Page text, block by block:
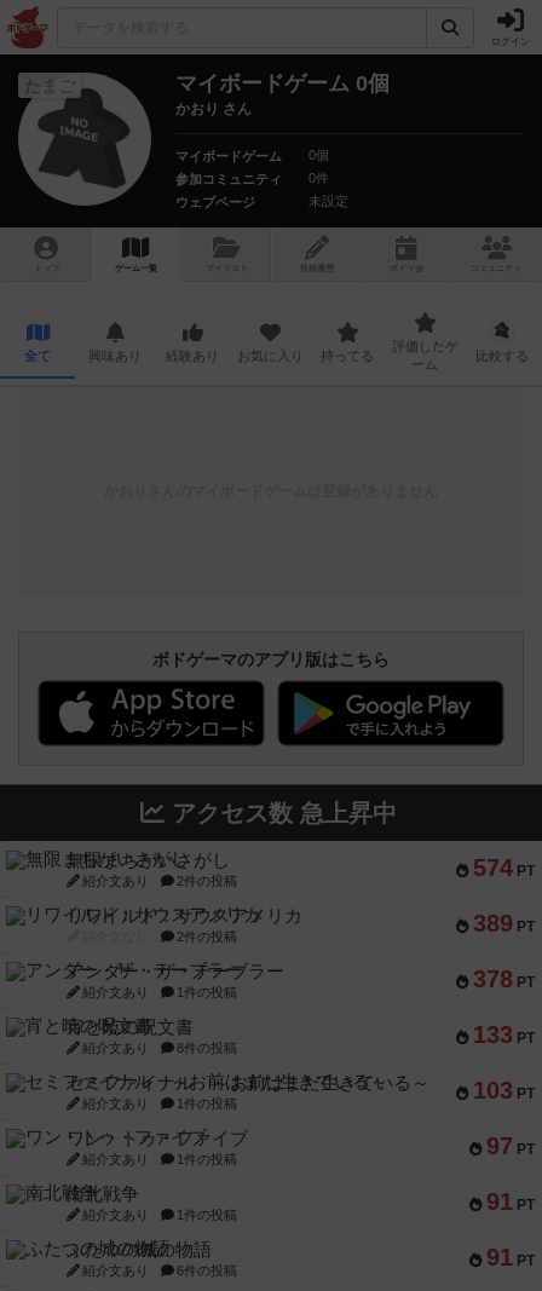
ログイン
たまご マイボードゲーム 0個
かおり さん
マイボードゲーム
0個
参加コミュニティ
0件
ウェブページ
未設定
トップ ゲーム一覧 マイリスト 投稿履歴 ボ ドゲ コミュニティ
全て 興味あり 経験あり お気に入り 持ってる
評価したゲ
ーム
比較する
ボドゲーマのアプリ版はこちら
アクセス数 急上昇中
574 PT
無限まちがいさがし
紹介文あり 2件の投稿
389 PT
リワイルド：サウスアメリカ
2件の投稿
378 PT
アンダー・ザ・テーブラー
紹介文あり 1件の投稿
133 PT
宵と暁の呪文書
紹介文あり 8件の投稿
103 PT
セミファイナル ～お前はまだ生きている～
紹介文あり 1件の投稿
97 PT
ワン・トゥ・ファイブ
紹介文あり 1件の投稿
91 PT
南北戦争
紹介文あり 1件の投稿
91 PT
ふたつの城の物語
紹介文あり 6件の投稿